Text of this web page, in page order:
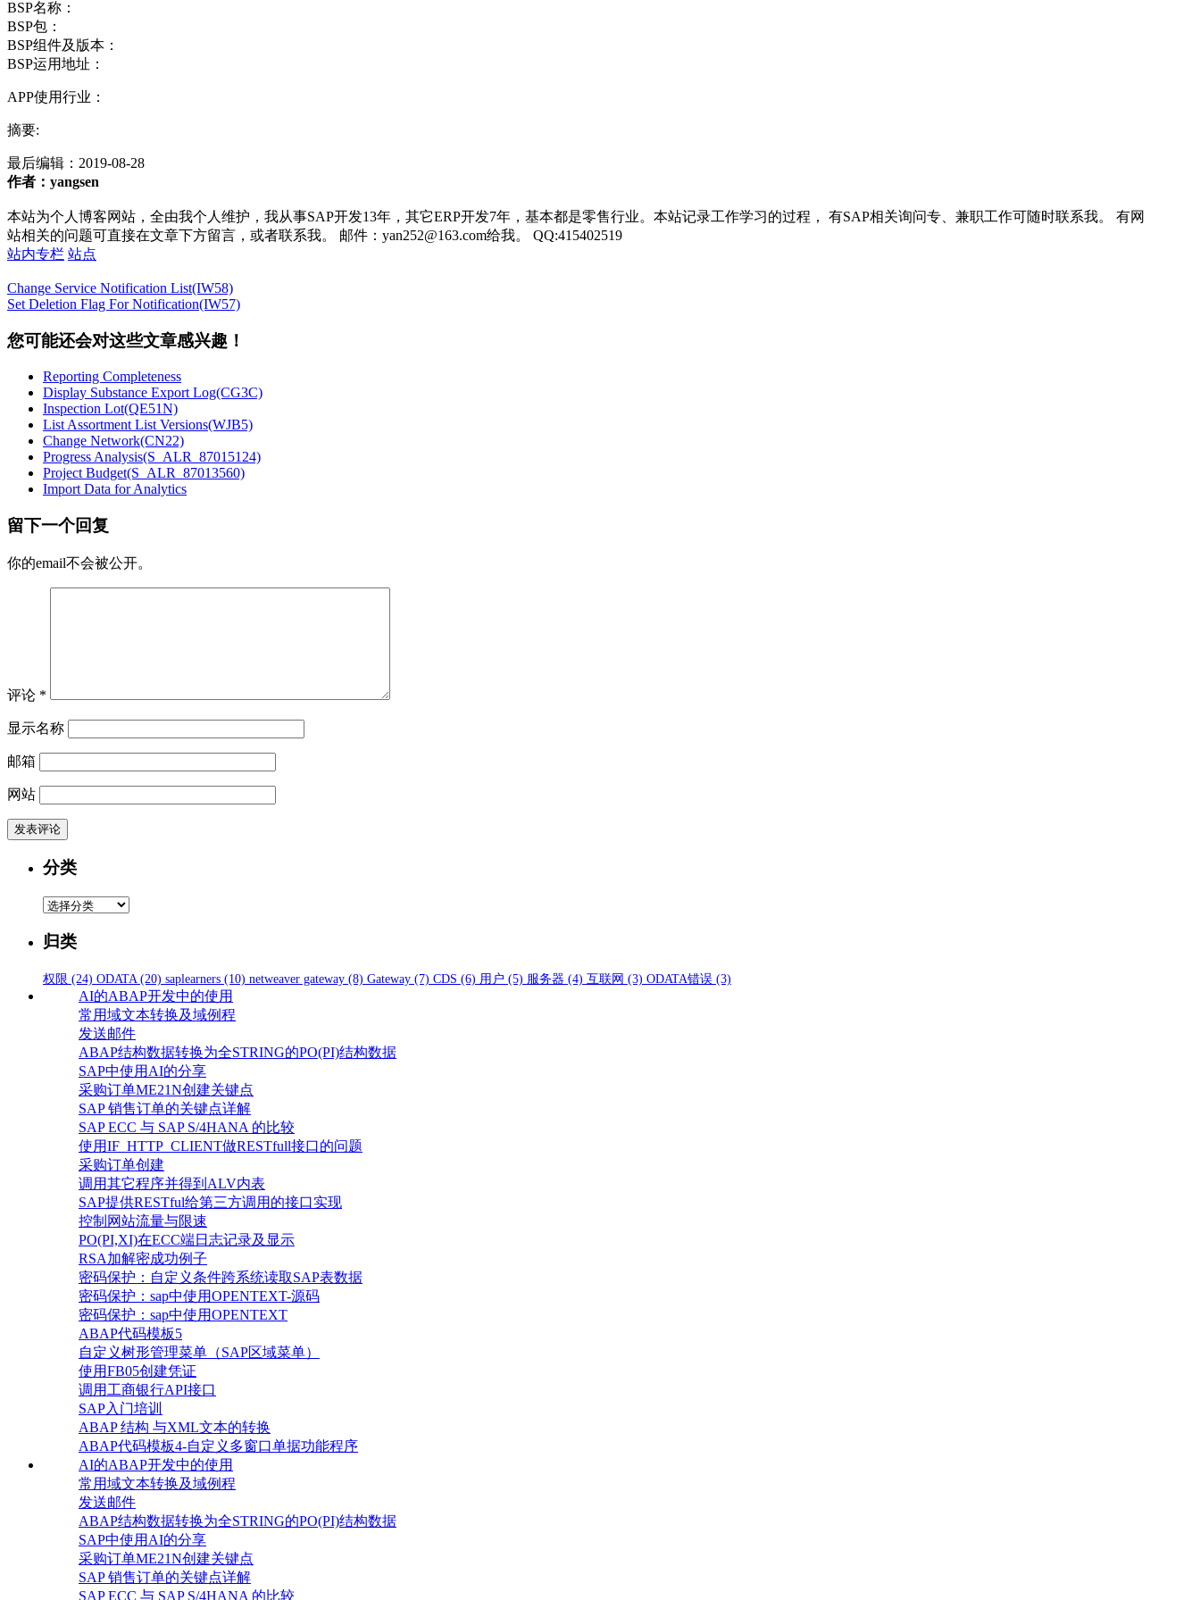
BSP名称：
BSP包：
BSP组件及版本：
BSP运用地址：
APP使用行业：
摘要:
最后编辑： 2019-08-28
作者：yangsen
本站为个人博客网站，全由我个人维护，我从事SAP开发13年，其它ERP开发7年，基本都是零售行业。本站记录工作学习的过程， 有SAP相关询问专、兼职工作可随时联系我。 有网
站相关的问题可直接在文章下方留言，或者联系我。 邮件：yan252@163.com给我。 QQ:415402519
站内专栏 站点
Change Service Notification List(IW58)
Set Deletion Flag For Notification(IW57)
您可能还会对这些文章感兴趣！
Reporting Completeness
Display Substance Export Log(CG3C)
Inspection Lot(QE51N)
List Assortment List Versions(WJB5)
Change Network(CN22)
Progress Analysis(S_ALR_87015124)
Project Budget(S_ALR_87013560)
Import Data for Analytics
留下一个回复
你的email不会被公开。
评论 *
显示名称
邮箱
网站
分类
分
归类
权限 (24) ODATA (20) saplearners (10) netweaver gateway (8) Gateway (7) CDS (6) 用户 (5) 服务器 (4) 互联网 (3) ODATA错误 (3)
AI的ABAP开发中的使用
常用域文本转换及域例程
发送邮件
ABAP结构数据转换为全STRING的PO(PI)结构数据
SAP中使用AI的分享
采购订单ME21N创建关键点
SAP 销售订单的关键点详解
SAP ECC 与 SAP S/4HANA 的比较
使用IF_HTTP_CLIENT做RESTfull接口的问题
采购订单创建
调用其它程序并得到ALV内表
SAP提供RESTful给第三方调用的接口实现
控制网站流量与限速
PO(PI,XI)在ECC端日志记录及显示
RSA加解密成功例子
密码保护：自定义条件跨系统读取SAP表数据
密码保护：sap中使用OPENTEXT-源码
密码保护：sap中使用OPENTEXT
ABAP代码模板5
自定义树形管理菜单（SAP区域菜单）
使用FB05创建凭证
调用工商银行API接口
SAP入门培训
ABAP 结构 与XML文本的转换
ABAP代码模板4-自定义多窗口单据功能程序
AI的ABAP开发中的使用
常用域文本转换及域例程
发送邮件
ABAP结构数据转换为全STRING的PO(PI)结构数据
SAP中使用AI的分享
采购订单ME21N创建关键点
SAP 销售订单的关键点详解
SAP ECC 与 SAP S/4HANA 的比较